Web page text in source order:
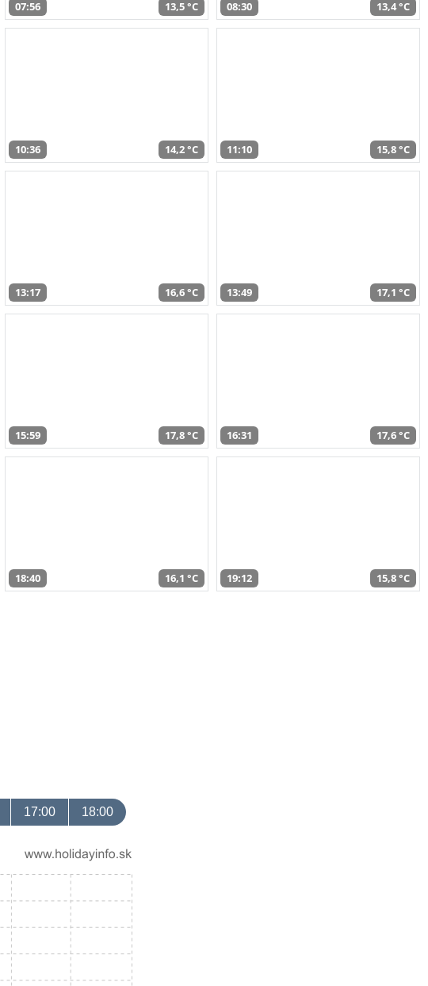
07:56 13,5 °C 08:30 13,4 °C
10:36 14,2 °C 11:10 15,8 °C
13:17 16,6 °C 13:49 17,1 °C
15:59 17,8 °C 16:31 17,6 °C
18:40 16,1 °C 19:12 15,8 °C
17:00 18:00